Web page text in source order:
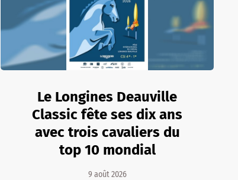
Le Longines Deauville
Classic fête ses dix ans
avec trois cavaliers du
top 10 mondial
9 août 2026